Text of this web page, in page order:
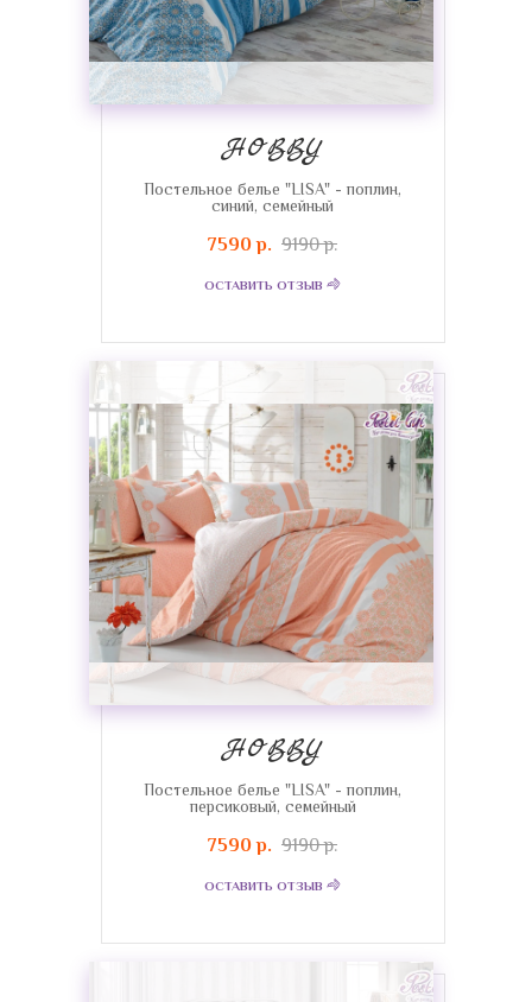
HOBBY
Постельное белье "LISA" - поплин,
синий, семейный
7590 р. 9190 р.
ОСТАВИТЬ ОТЗЫВ
HOBBY
Постельное белье "LISA" - поплин,
персиковый, семейный
7590 р. 9190 р.
ОСТАВИТЬ ОТЗЫВ